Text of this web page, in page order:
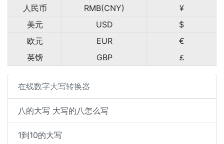
人民币 RMB(CNY)
¥
美元
USD
$
欧元
EUR
€
英镑
GBP ￡
在线数字大写转换器
八的大写 大写的八怎么写
1到10的大写